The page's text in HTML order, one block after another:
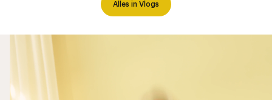
Alles in Vlogs